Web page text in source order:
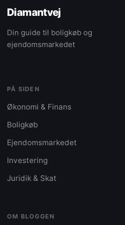
Diamantvej
Din guide til boligkøb og
ejendomsmarkedet
PÅ SIDEN
Økonomi & Finans
Boligkøb
Ejendomsmarkedet
Investering
Juridik & Skat
OM BLOGGEN